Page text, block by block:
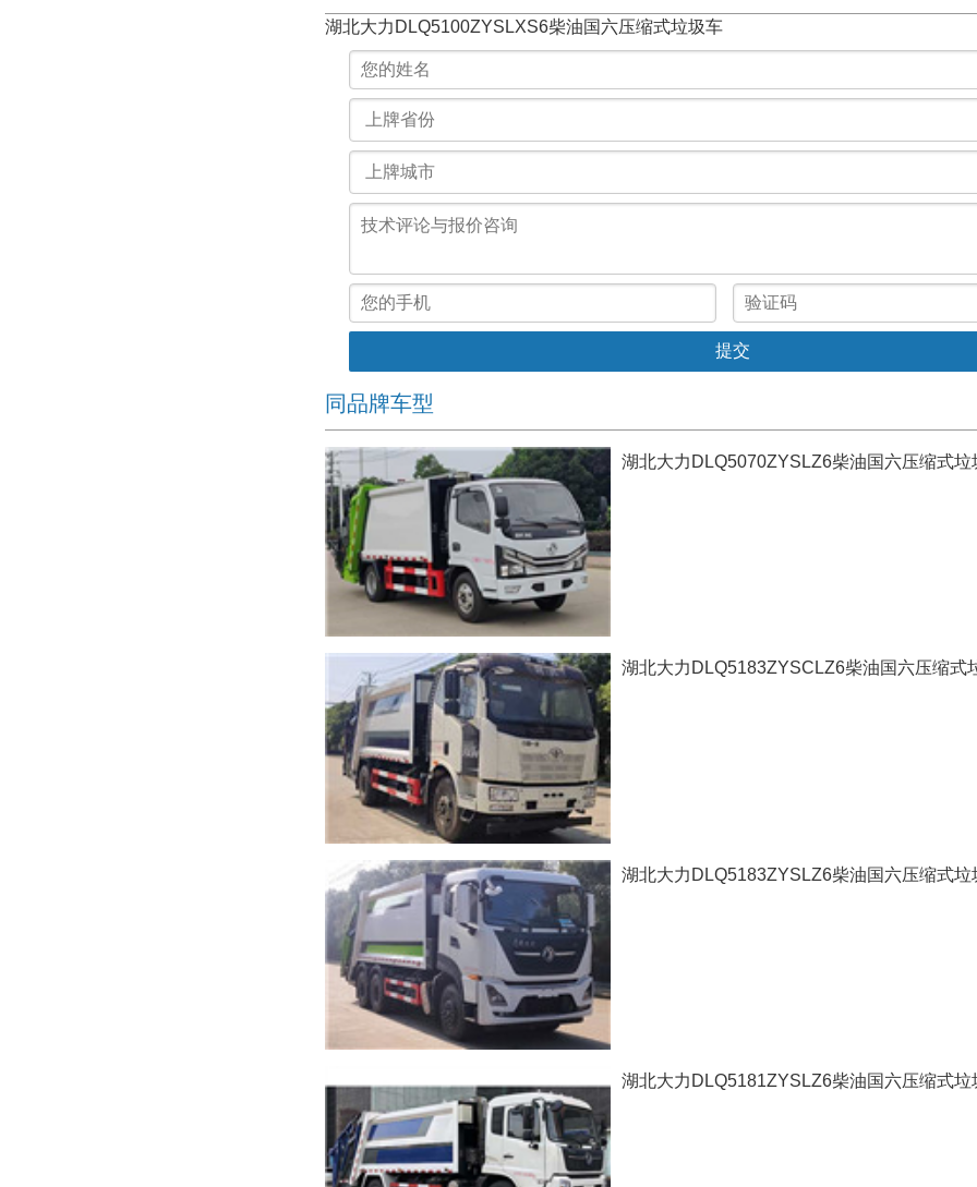
湖北大力DLQ5100ZYSLXS6柴油国六压缩式垃圾车
同品牌车型
湖北大力DLQ5070ZYSLZ6柴油国六压缩式垃
湖北大力DLQ5183ZYSCLZ6柴油国六压缩式
湖北大力DLQ5183ZYSLZ6柴油国六压缩式垃
湖北大力DLQ5181ZYSLZ6柴油国六压缩式垃